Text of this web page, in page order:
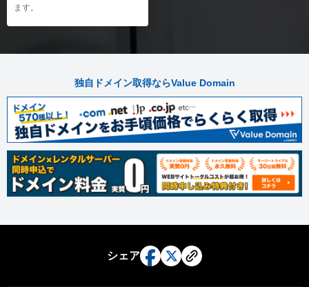
ます。
独自ドメイン取得ならValue Domain
シェア